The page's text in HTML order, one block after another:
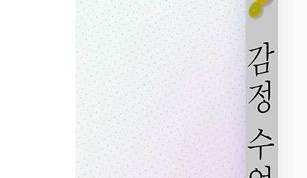
공동 조절은 전염된다
공동 조절도 연습이 필요하다
제3부 감정 조절을 위한 첫걸음
제7장 감정을 받아들이는 태도를 바꿔라
감정에 대한 또 다른 감정, 메타 감정
감정을 있는 그대로 받아들이자
마인드셋과 감정의 관계
성장 마인드셋을 만드는 칭찬의 기술